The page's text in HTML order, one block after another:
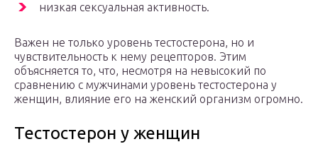
низкая сексуальная активность.
Важен не только уровень тестостерона, но и
чувствительность к нему рецепторов. Этим
объясняется то, что, несмотря на невысокий по
сравнению с мужчинами уровень тестостерона у
женщин, влияние его на женский организм огромно.
Тестостерон у женщин